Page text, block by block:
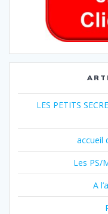
LES PETITS
accueil
Les PS/
A